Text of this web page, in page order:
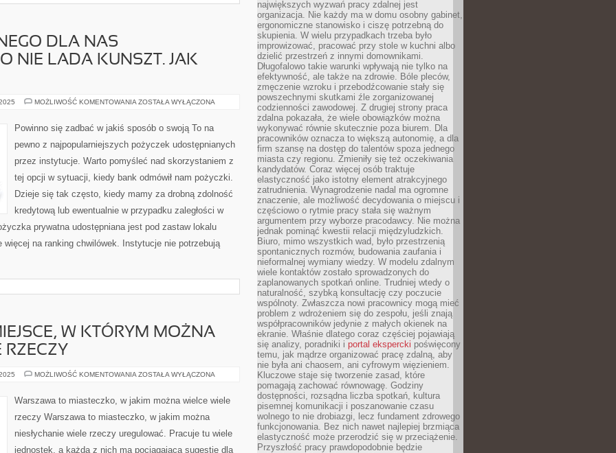
DLA NAS
NIE LADA KUNSZT. JAK
MOŻLIWOŚĆ KOMENTOWANIA WYBÓR
NAS
UBEZPIECZENIA
NIE
KUNSZT.
NAJBARDZIEJ
ZOSTAŁA WYŁĄCZONA
Powinno się zadbać w jakiś sposób o swoją To na
pewno z najpopularniejszych pożyczek udostępnianych
przez instytucje. Warto pomyśleć nad skorzystaniem z
tej opcji w sytuacji, kiedy bank odmówił nam pożyczki.
Dzieje się tak często, kiedy mamy za drobną zdolność
kredytową lub ewentualnie w przypadku zaległości w
prywatna udostępniana jest pod zastaw lokalu
na ranking chwilówek. Instytucje nie potrzebują
W KTÓRYM MOŻNA
RZECZY
MOŻLIWOŚĆ KOMENTOWANIA WARSZAWA
W
KTÓRYM
OGROMNIE
RZECZY
ZOSTAŁA WYŁĄCZONA
Warszawa to miasteczko, w jakim można wielce wiele
rzeczy Warszawa to miasteczko, w jakim można
niesłychanie wiele rzeczy uregulować. Pracuje tu wiele
jednostek, a każda z nich ma pociągającą sugestię dla
największych wyzwań pracy zdalnej jest
organizacja. Nie każdy ma w domu osobny gabinet,
ergonomiczne stanowisko i ciszę potrzebną do
skupienia. W wielu przypadkach trzeba było
improwizować, pracować przy stole w kuchni albo
dzielić przestrzeń z innymi domownikami.
Długofalowo takie warunki wpływają nie tylko na
efektywność, ale także na zdrowie. Bóle pleców,
zmęczenie wzroku i przebodźcowanie stały się
powszechnymi skutkami źle zorganizowanej
codzienności zawodowej. Z drugiej strony praca
zdalna pokazała, że wiele obowiązków można
wykonywać równie skutecznie poza biurem. Dla
pracowników oznacza to większą autonomię, a dla
firm szansę na dostęp do talentów spoza jednego
miasta czy regionu. Zmieniły się też oczekiwania
kandydatów. Coraz więcej osób traktuje
elastyczność jako istotny element atrakcyjnego
zatrudnienia. Wynagrodzenie nadal ma ogromne
znaczenie, ale możliwość decydowania o miejscu i
częściowo o rytmie pracy stała się ważnym
argumentem przy wyborze pracodawcy. Nie można
jednak pominąć kwestii relacji międzyludzkich.
Biuro, mimo wszystkich wad, było przestrzenią
spontanicznych rozmów, budowania zaufania i
nieformalnej wymiany wiedzy. W modelu zdalnym
wiele kontaktów zostało sprowadzonych do
zaplanowanych spotkań online. Trudniej wtedy o
naturalność, szybką konsultację czy poczucie
wspólnoty. Zwłaszcza nowi pracownicy mogą mieć
problem z wdrożeniem się do zespołu, jeśli znają
współpracowników jedynie z małych okienek na
ekranie. Właśnie dlatego coraz częściej pojawiają
się analizy, poradniki i portal ekspercki poświęcony
temu, jak mądrze organizować pracę zdalną, aby
nie była ani chaosem, ani cyfrowym więzieniem.
Kluczowe staje się tworzenie zasad, które
pomagają zachować równowagę. Godziny
dostępności, rozsądna liczba spotkań, kultura
pisemnej komunikacji i poszanowanie czasu
wolnego to nie drobiazgi, lecz fundament zdrowego
funkcjonowania. Bez nich nawet najlepiej brzmiąca
elastyczność może przerodzić się w przeciążenie.
Przyszłość pracy prawdopodobnie będzie